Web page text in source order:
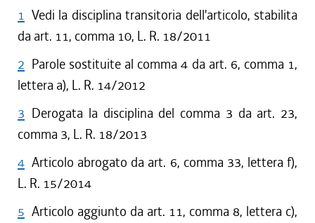
1 Vedi la disciplina transitoria dell'articolo, stabilita
da art. 11, comma 10, L. R. 18/2011
2 Parole sostituite al comma 4 da art. 6, comma 1,
lettera a), L. R. 14/2012
3 Derogata la disciplina del comma 3 da art. 23,
comma 3, L. R. 18/2013
4 Articolo abrogato da art. 6, comma 33, lettera f),
L. R. 15/2014
5 Articolo aggiunto da art. 11, comma 8, lettera c),